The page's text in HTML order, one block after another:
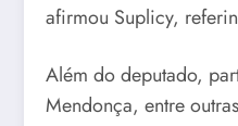
afirmou Suplicy,
Além do deputado,
Mendonça, entre